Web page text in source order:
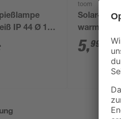
IP 44 Ø 15
toom
Solar-
warmweiß
x 39 cm
5,99